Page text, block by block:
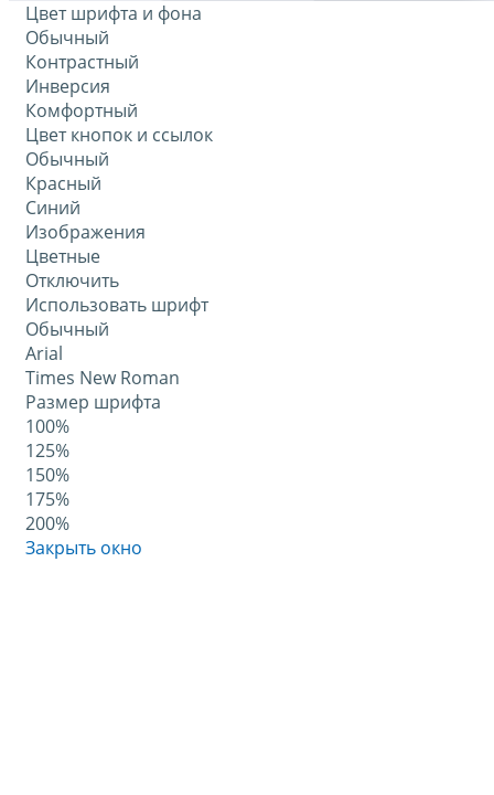
Цвет шрифта и фона
Обычный
Контрастный
Инверсия
Комфортный
Цвет кнопок и ссылок
Обычный
Красный
Синий
Изображения
Цветные
Отключить
Использовать шрифт
Обычный
Arial
Times New Roman
Размер шрифта
100%
125%
150%
175%
200%
Закрыть окно